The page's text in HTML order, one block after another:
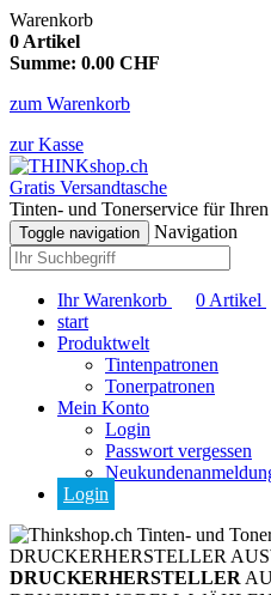
Warenkorb
0 Artikel
Summe: 0.00 CHF
zum Warenkorb
zur Kasse
Gratis Versandtasche
Tinten- und Tonerservice für
Toggle navigation Navigation
Ihr Warenkorb 0 Artikel
start
Produktwelt
Tintenpatronen
Tonerpatronen
Mein Konto
Login
Passwort vergessen
Login
Tinten- und
DRUCKERHERSTELLER
DRUCKERHERSTELLER